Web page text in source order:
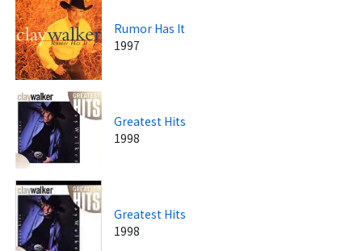
Rumor Has It
1997
Greatest Hits
1998
Greatest Hits
1998